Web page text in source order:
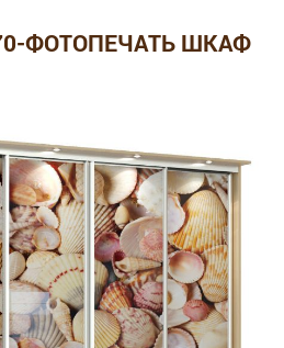
ФОТОПЕЧАТЬ ШКАФ